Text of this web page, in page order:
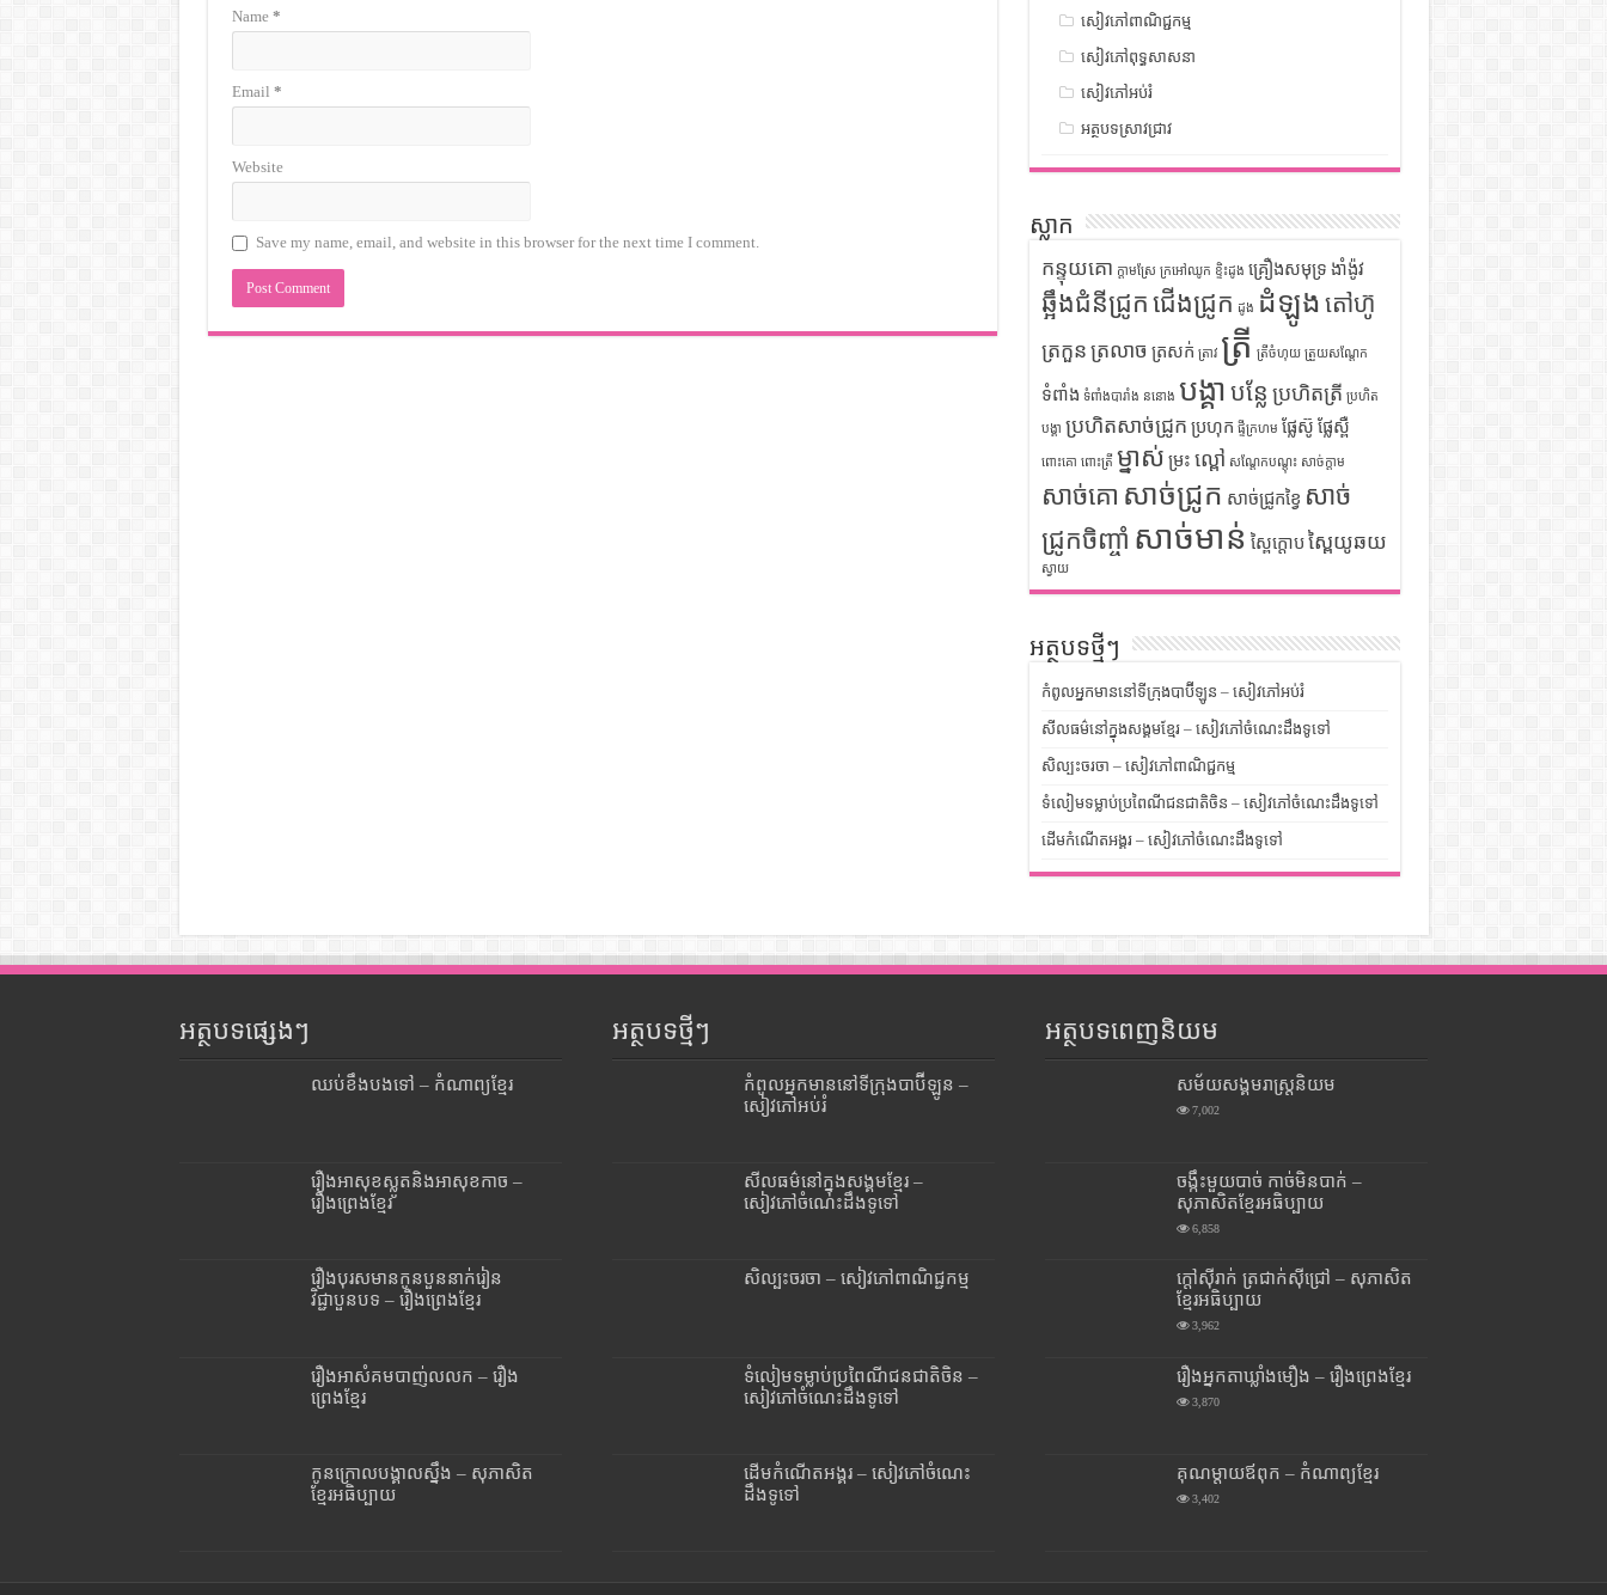
Name *
Email *
Website
Save my name, email, and website in this browser for the next time I comment.
សៀវភៅពាណិជ្ជកម្ម
សៀវភៅពុទ្ធសាសនា
សៀវភៅអប់រំ
អត្ថបទស្រាវជ្រាវ
ស្លាក
កន្ទុយគោ ក្តាមស្រែ ក្រអៅឈូក ខ្ទិះដូង គ្រឿងសមុទ្រ ងាំង៉ូវ
ឆ្អឹងជំនីជ្រូក ជើងជ្រូក ដូង ដំឡូង តៅហ៊ូ
ត្រកួន ត្រលាច ត្រសក់ ត្រាវ ត្រី ត្រីចំហុយ ត្រួយសណ្តែក
ទំពាំង ទំពាំងបារាំង ននោង បង្គា បន្លែ ប្រហិតត្រី ប្រហិត
បង្គា ប្រហិតសាច់ជ្រូក ប្រហុក ផ្ទីក្រហម ផ្លែស៊ូ ផ្លែស្ពឺ
ពោះគោ ពោះត្រី ម្នាស់ ម្រះ ល្ពៅ សណ្តែកបណ្តុះ សាច់ក្តាម
សាច់គោ សាច់ជ្រូក សាច់ជ្រូកខ្វៃ សាច់
ជ្រូកចិញ្ចាំ សាច់មាន់ ស្ពៃក្តោប ស្ពៃយូឆយ
ស្វាយ
អត្ថបទថ្មីៗ
កំពូលអ្នកមាននៅទីក្រុងបាប៊ីឡូន – សៀវភៅអប់រំ
សីលធម៌នៅក្នុងសង្គមខ្មែរ – សៀវភៅចំណេះដឹងទូទៅ
សិល្បះចរចា – សៀវភៅពាណិជ្ជកម្ម
ទំលៀមទម្លាប់ប្រពៃណីជនជាតិចិន – សៀវភៅចំណេះដឹងទូទៅ
ដើមកំណើតអង្គរ – សៀវភៅចំណេះដឹងទូទៅ
អត្ថបទផ្សេងៗ
ឈប់ខឹងបងទៅ – កំណាព្យខ្មែរ
រឿងអាសុខស្លូតនិងអាសុខកាច –
រឿងព្រេងខ្មែរ
រឿងបុរសមានកូនបួននាក់រៀន
វិជ្ជាបួនបទ – រឿងព្រេងខ្មែរ
រឿងអាសំគមបាញ់លលក – រឿង
ព្រេងខ្មែរ
កូនក្រោលបង្គាលស្នឹង – សុភាសិត
ខ្មែរអធិប្បាយ
អត្ថបទថ្មីៗ
កំពូលអ្នកមាននៅទីក្រុងបាប៊ីឡូន –
សៀវភៅអប់រំ
សីលធម៌នៅក្នុងសង្គមខ្មែរ –
សៀវភៅចំណេះដឹងទូទៅ
សិល្បះចរចា – សៀវភៅពាណិជ្ជកម្ម
ទំលៀមទម្លាប់ប្រពៃណីជនជាតិចិន –
សៀវភៅចំណេះដឹងទូទៅ
ដើមកំណើតអង្គរ – សៀវភៅចំណេះ
ដឹងទូទៅ
អត្ថបទពេញនិយម
សម័យសង្គមរាស្រ្តនិយម
7,002
ចង្កឹះមួយបាច់ កាច់មិនបាក់ –
សុភាសិតខ្មែរអធិប្បាយ
6,858
ក្តៅស៊ីរាក់ ត្រជាក់ស៊ីជ្រៅ – សុភាសិត
ខ្មែរអធិប្បាយ
3,962
រឿងអ្នកតាឃ្លាំងមឿង – រឿងព្រេងខ្មែរ
3,870
គុណម្តាយឪពុក – កំណាព្យខ្មែរ
3,402